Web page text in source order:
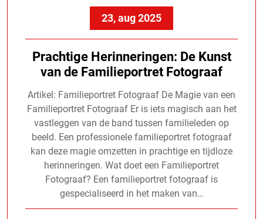
23, aug 2025
Prachtige Herinneringen: De Kunst
van de Familieportret Fotograaf
Artikel: Familieportret Fotograaf De Magie van een
Familieportret Fotograaf Er is iets magisch aan het
vastleggen van de band tussen familieleden op
beeld. Een professionele familieportret fotograaf
kan deze magie omzetten in prachtige en tijdloze
herinneringen. Wat doet een Familieportret
Fotograaf? Een familieportret fotograaf is
gespecialiseerd in het maken van…